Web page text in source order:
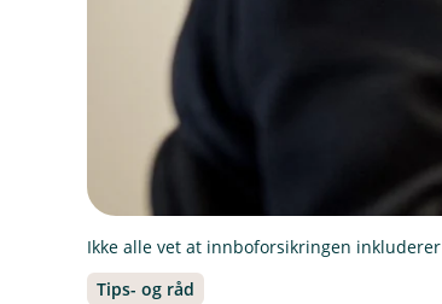
Ikke alle vet at innboforsikringen
Tips- og råd